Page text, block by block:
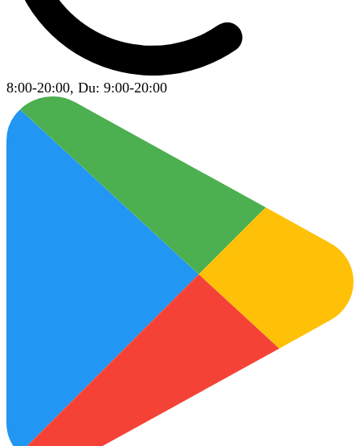
8:00-20:00, Du: 9:00-20:00